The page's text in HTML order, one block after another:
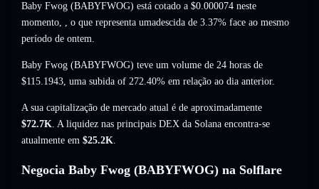
Baby Fwog (BABYFWOG) está cotado a $0.000074 neste
momento, , o que representa umadescida de 3.37% face ao mesmo
período de ontem.
Baby Fwog (BABYFWOG) teve um volume de 24 horas de
$115.1943, uma subida of 272.40% em relação ao dia anterior.
A sua capitalização de mercado atual é de aproximadamente
$72.7K. A liquidez nas principais DEX da Solana encontra-se
atualmente em $25.2K.
Negocia Baby Fwog (BABYFWOG) na Solflare